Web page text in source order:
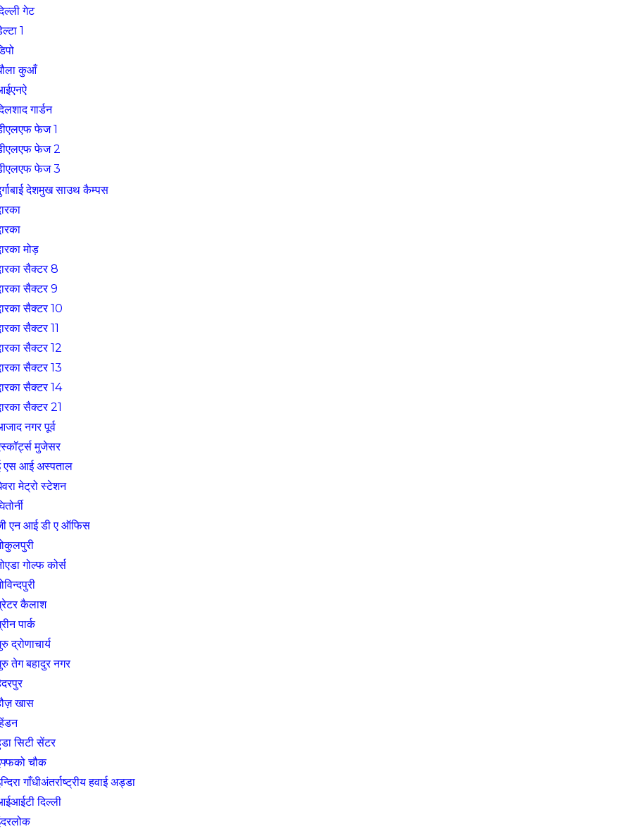
गेट
1
कुआँ
गार्डन
फेज 1
फेज 2
फेज 3
देशमुख साउथ कैम्पस
मोड़
सैक्टर 8
सैक्टर 9
सैक्टर 10
सैक्टर 11
सैक्टर 12
सैक्टर 13
सैक्टर 14
सैक्टर 21
नगर पूर्व
मुजेसर
एस आई अस्पताल
मेट्रो स्टेशन
एन आई डी ए ऑफिस
गोल्फ कोर्स
कैलाश
पार्क
द्रोणाचार्य
तेग बहादुर नगर
खास
सिटी सेंटर
चौक
गाँधीअंतर्राष्ट्रीय हवाई अड्डा
दिल्ली